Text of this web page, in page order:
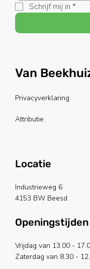
Van
Privacyverklaring
Attributie
Locatie
Industrieweg 6
4153 BW Beesd
Openingstijden
Vrijdag van 13.00 -
Zaterdag van 8.30 -
Schrijf mij in *